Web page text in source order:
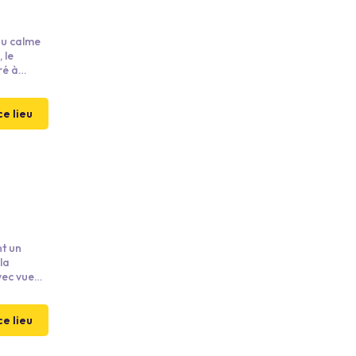
calme
à
Mer, du
lieu
un
vue
de
lieu